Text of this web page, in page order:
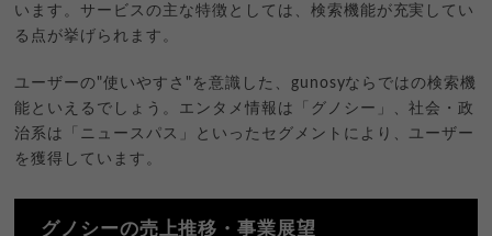
います。サービスの主な特徴としては、検索機能が充実してい
る点が挙げられます。
ユーザーの"使いやすさ"を意識した、gunosyならではの検索機
能といえるでしょう。エンタメ情報は「グノシー」、社会・政
治系は「ニュースパス」といったセグメントにより、ユーザー
を獲得しています。
グノシーの売上推移・事業展望